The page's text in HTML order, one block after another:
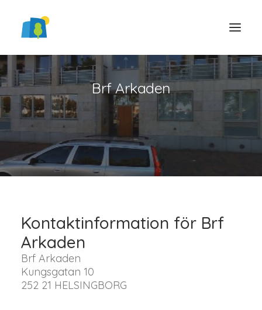
Brf Arkaden
Kontaktinformation för Brf
Arkaden
Brf Arkaden
Kungsgatan 10
252 21 HELSINGBORG